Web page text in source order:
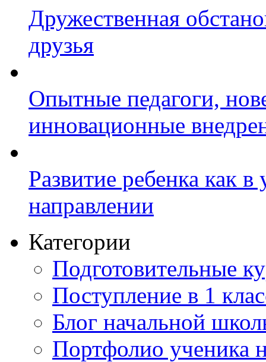
Дружественная
друзья
Опытные педагоги,
инновационные
Развитие ребенка как
направлении
Категории
Подготовительные
Поступление в 1
Блог начальной
Портфолио ученика